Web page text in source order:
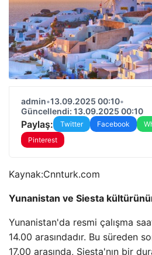
admin•13.09.2025 00:10•
Güncellendi: 13.09.2025 00:10
Paylaş: Twitter Facebook
Pinterest
Kaynak:Cnnturk.com
Yunanistan ve Siesta
Yunanistan'da resmi çalışma
14.00 arasındadır. Bu süreden
17.00 arasında, Siesta'nın bir